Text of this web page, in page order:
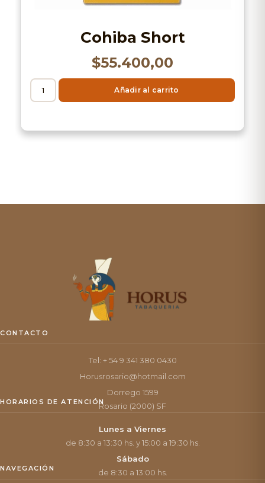
Cohiba Short
$55.400,00
Añadir al carrito
CONTACTO
Tel: + 54 9 341 380 0430
Horusrosario@hotmail.com
Dorrego 1599
Rosario (2000) SF
HORARIOS DE ATENCIÓN
Lunes a Viernes
de 8:30 a 13:30 hs. y 15:00 a 19:30 hs.
Sábado
de 8:30 a 13:00 hs.
NAVEGACIÓN